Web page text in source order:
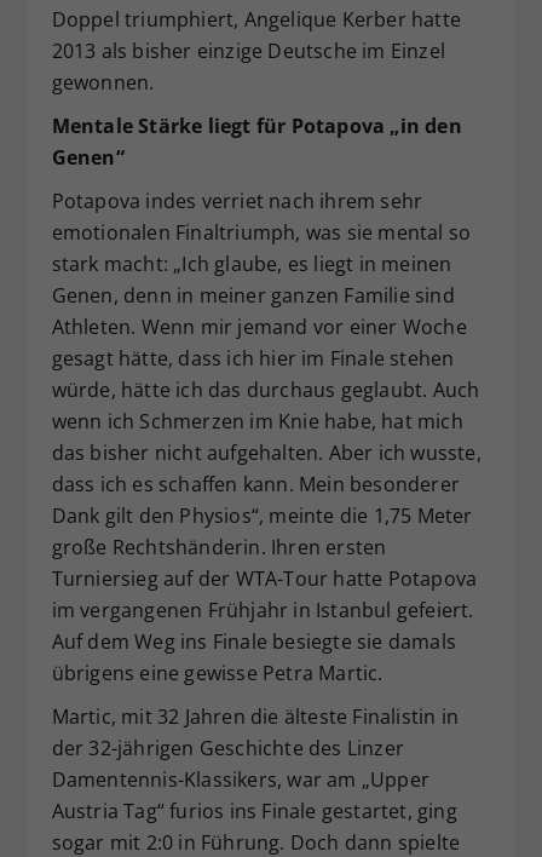
Doppel triumphiert, Angelique Kerber hatte
2013 als bisher einzige Deutsche im Einzel
gewonnen.
Mentale Stärke liegt für Potapova „in den
Genen“
Potapova indes verriet nach ihrem sehr
emotionalen Finaltriumph, was sie mental so
stark macht: „Ich glaube, es liegt in meinen
Genen, denn in meiner ganzen Familie sind
Athleten. Wenn mir jemand vor einer Woche
gesagt hätte, dass ich hier im Finale stehen
würde, hätte ich das durchaus geglaubt. Auch
wenn ich Schmerzen im Knie habe, hat mich
das bisher nicht aufgehalten. Aber ich wusste,
dass ich es schaffen kann. Mein besonderer
Dank gilt den Physios“, meinte die 1,75 Meter
große Rechtshänderin. Ihren ersten
Turniersieg auf der WTA-Tour hatte Potapova
im vergangenen Frühjahr in Istanbul gefeiert.
Auf dem Weg ins Finale besiegte sie damals
übrigens eine gewisse Petra Martic.
Martic, mit 32 Jahren die älteste Finalistin in
der 32-jährigen Geschichte des Linzer
Damentennis-Klassikers, war am „Upper
Austria Tag“ furios ins Finale gestartet, ging
sogar mit 2:0 in Führung. Doch dann spielte